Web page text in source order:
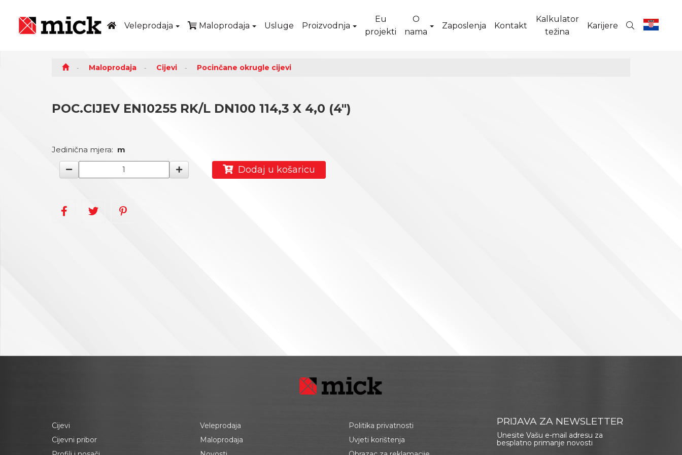
Veleprodaja Maloprodaja Usluge Proizvodnja
Eu
projekti
O
nama
Zaposlenja Kontakt
Kalkulator
težina
Karijere
Maloprodaja Cijevi Pocinčane okrugle cijevi
POC.CIJEV EN10255 RK/L DN100 114,3 X 4,0 (4")
Jedinična mjera: m
Dodaj u košaricu
Cijevi
Cijevni pribor
Veleprodaja
Maloprodaja
Politika privatnosti
Uvjeti korištenja
PRIJAVA ZA NEWSLETTER
Unesite Vašu e-mail adresu za
besplatno primanje novosti